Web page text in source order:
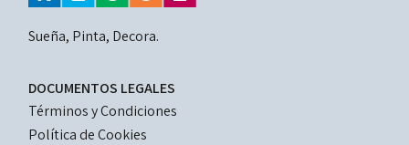
Sueña, Pinta, Decora.
LEGAL
DOCUMENTS
DOCUMENTOS LEGALES
Términos y Condiciones
Política de Cookies